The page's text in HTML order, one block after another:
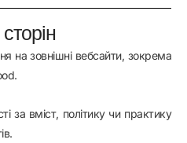
на зовнішні вебсайти, зокрема
за вміст, політику чи практику